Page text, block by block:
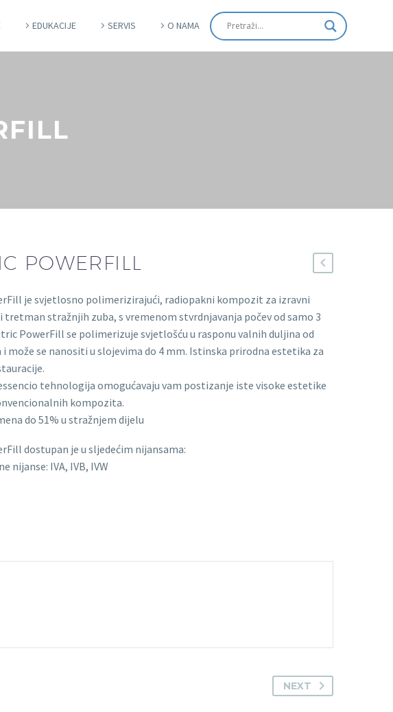
EDUKACIJE SERVIS O NAMA
POWERFILL
je svjetlosno polimerizirajući, radiopakni kompozit za izravni
stražnjih zuba, s vremenom stvrdnjavanja počev od samo 3
PowerFill se polimerizuje svjetlošću u rasponu valnih duljina od
i može se nanositi u slojevima do 4 mm. Istinska prirodna estetika za
tehnologija omogućavaju vam postizanje iste visoke estetike
kompozita.
do 51% u stražnjem dijelu
dostupan je u sljedećim nijansama:
nijanse: IVA, IVB, IVW
NEXT